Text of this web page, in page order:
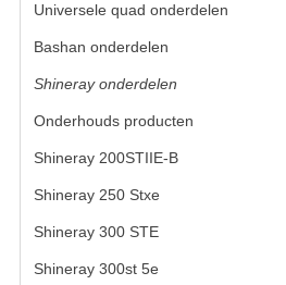
Universele quad onderdelen
Bashan onderdelen
Shineray onderdelen
Onderhouds producten
Shineray 200STIIE-B(32)
Shineray 250 Stxe
Shineray 300 STE(69)
Shineray 300st 5e